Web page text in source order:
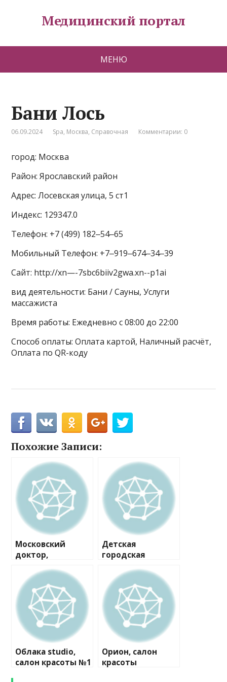
Медицинский портал
МЕНЮ
Бани Лось
06.09.2024 Spa, Москва, Справочная Комментарии: 0
город: Москва
Район: Ярославский район
Адрес: Лосевская улица, 5 ст1
Индекс: 129347.0
Телефон: +7 (499) 182‒54‒65
Мобильный Телефон: +7‒919‒674‒34‒39
Сайт: http://xn—-7sbc6biiv2gwa.xn--p1ai
вид деятельности: Бани / Сауны, Услуги
массажиста
Время работы: Ежедневно с 08:00 до 22:00
Способ оплаты: Оплата картой, Наличный расчёт,
Оплата по QR-коду
Похожие Записи:
Московский
доктор,
Детская
городская
№133
Облака studio,
салон красоты №1
Орион, салон
красоты